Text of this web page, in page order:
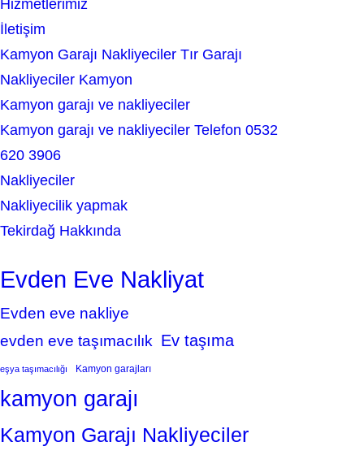
Hizmetlerimiz
İletişim
Kamyon Garajı Nakliyeciler Tır Garajı
Nakliyeciler Kamyon
Kamyon garajı ve nakliyeciler
Kamyon garajı ve nakliyeciler Telefon 0532
620 3906
Nakliyeciler
Nakliyecilik yapmak
Tekirdağ Hakkında
Evden Eve Nakliyat
Evden eve nakliye
evden eve taşımacılık Ev taşıma
eşya taşımacılığı Kamyon garajları
kamyon garajı
Kamyon Garajı Nakliyeciler